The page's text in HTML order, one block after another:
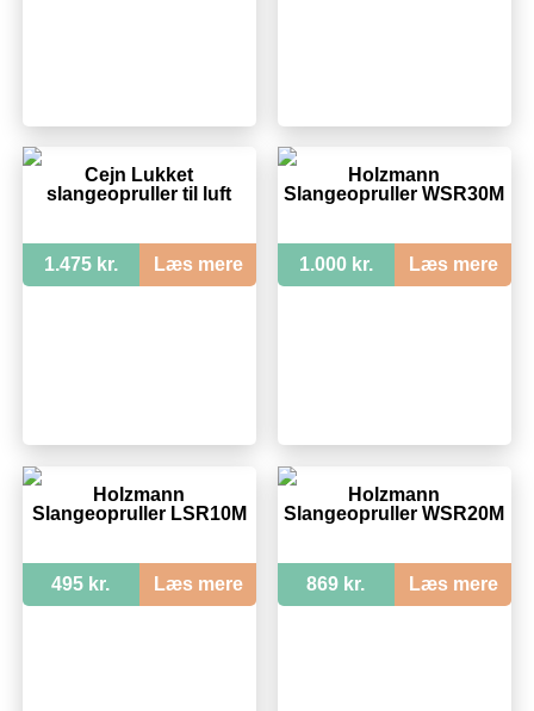
Cejn Lukket
slangeopruller til luft
1.475 kr. Læs mere
Holzmann
Slangeopruller WSR30M
1.000 kr. Læs mere
Holzmann
Slangeopruller LSR10M
495 kr. Læs mere
Holzmann
Slangeopruller WSR20M
869 kr. Læs mere